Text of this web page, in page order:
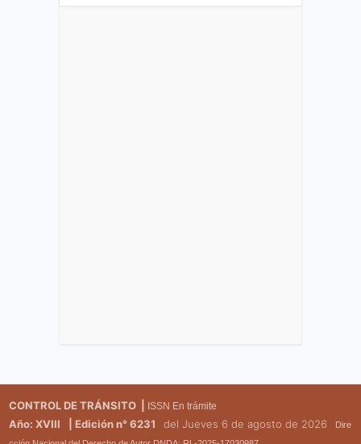
CONTROL DE TRÁNSITO | ISSN En trámite
Año: XVIII | Edición n° 6231 del Jueves 6 de agosto de 2026
Dire